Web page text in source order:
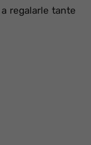
regalarle tante